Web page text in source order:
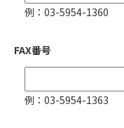
例：03-5954-1360
FAX番号
例：03-5954-1363